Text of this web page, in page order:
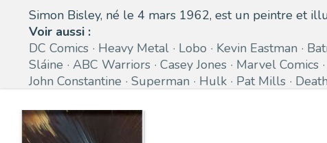
Simon Bisley, né le 4 mars 1962, est un peintre et
Voir aussi :
DC Comics
Heavy Metal Lobo Kevin Eastman
Sláine
ABC Warriors Casey Jones Marvel Comics
John Constantine
Superman Hulk Pat Mills